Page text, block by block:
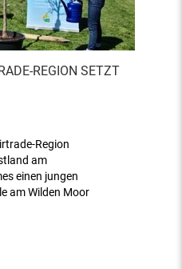
REGION SETZT
Region
am
einen jungen
am Wilden Moor